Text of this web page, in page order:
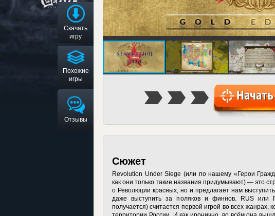
Скачать
игру
Похожие
игры
Отзывы
Сюжет
Revolution Under Siege (или по нашему «Герои
как они только такие названия придумывают) — это
о Революции красных, но и предлагает нам
даже выступить за поляков и финнов. RUS или
получается) считается первой игрой во всех жанрах,